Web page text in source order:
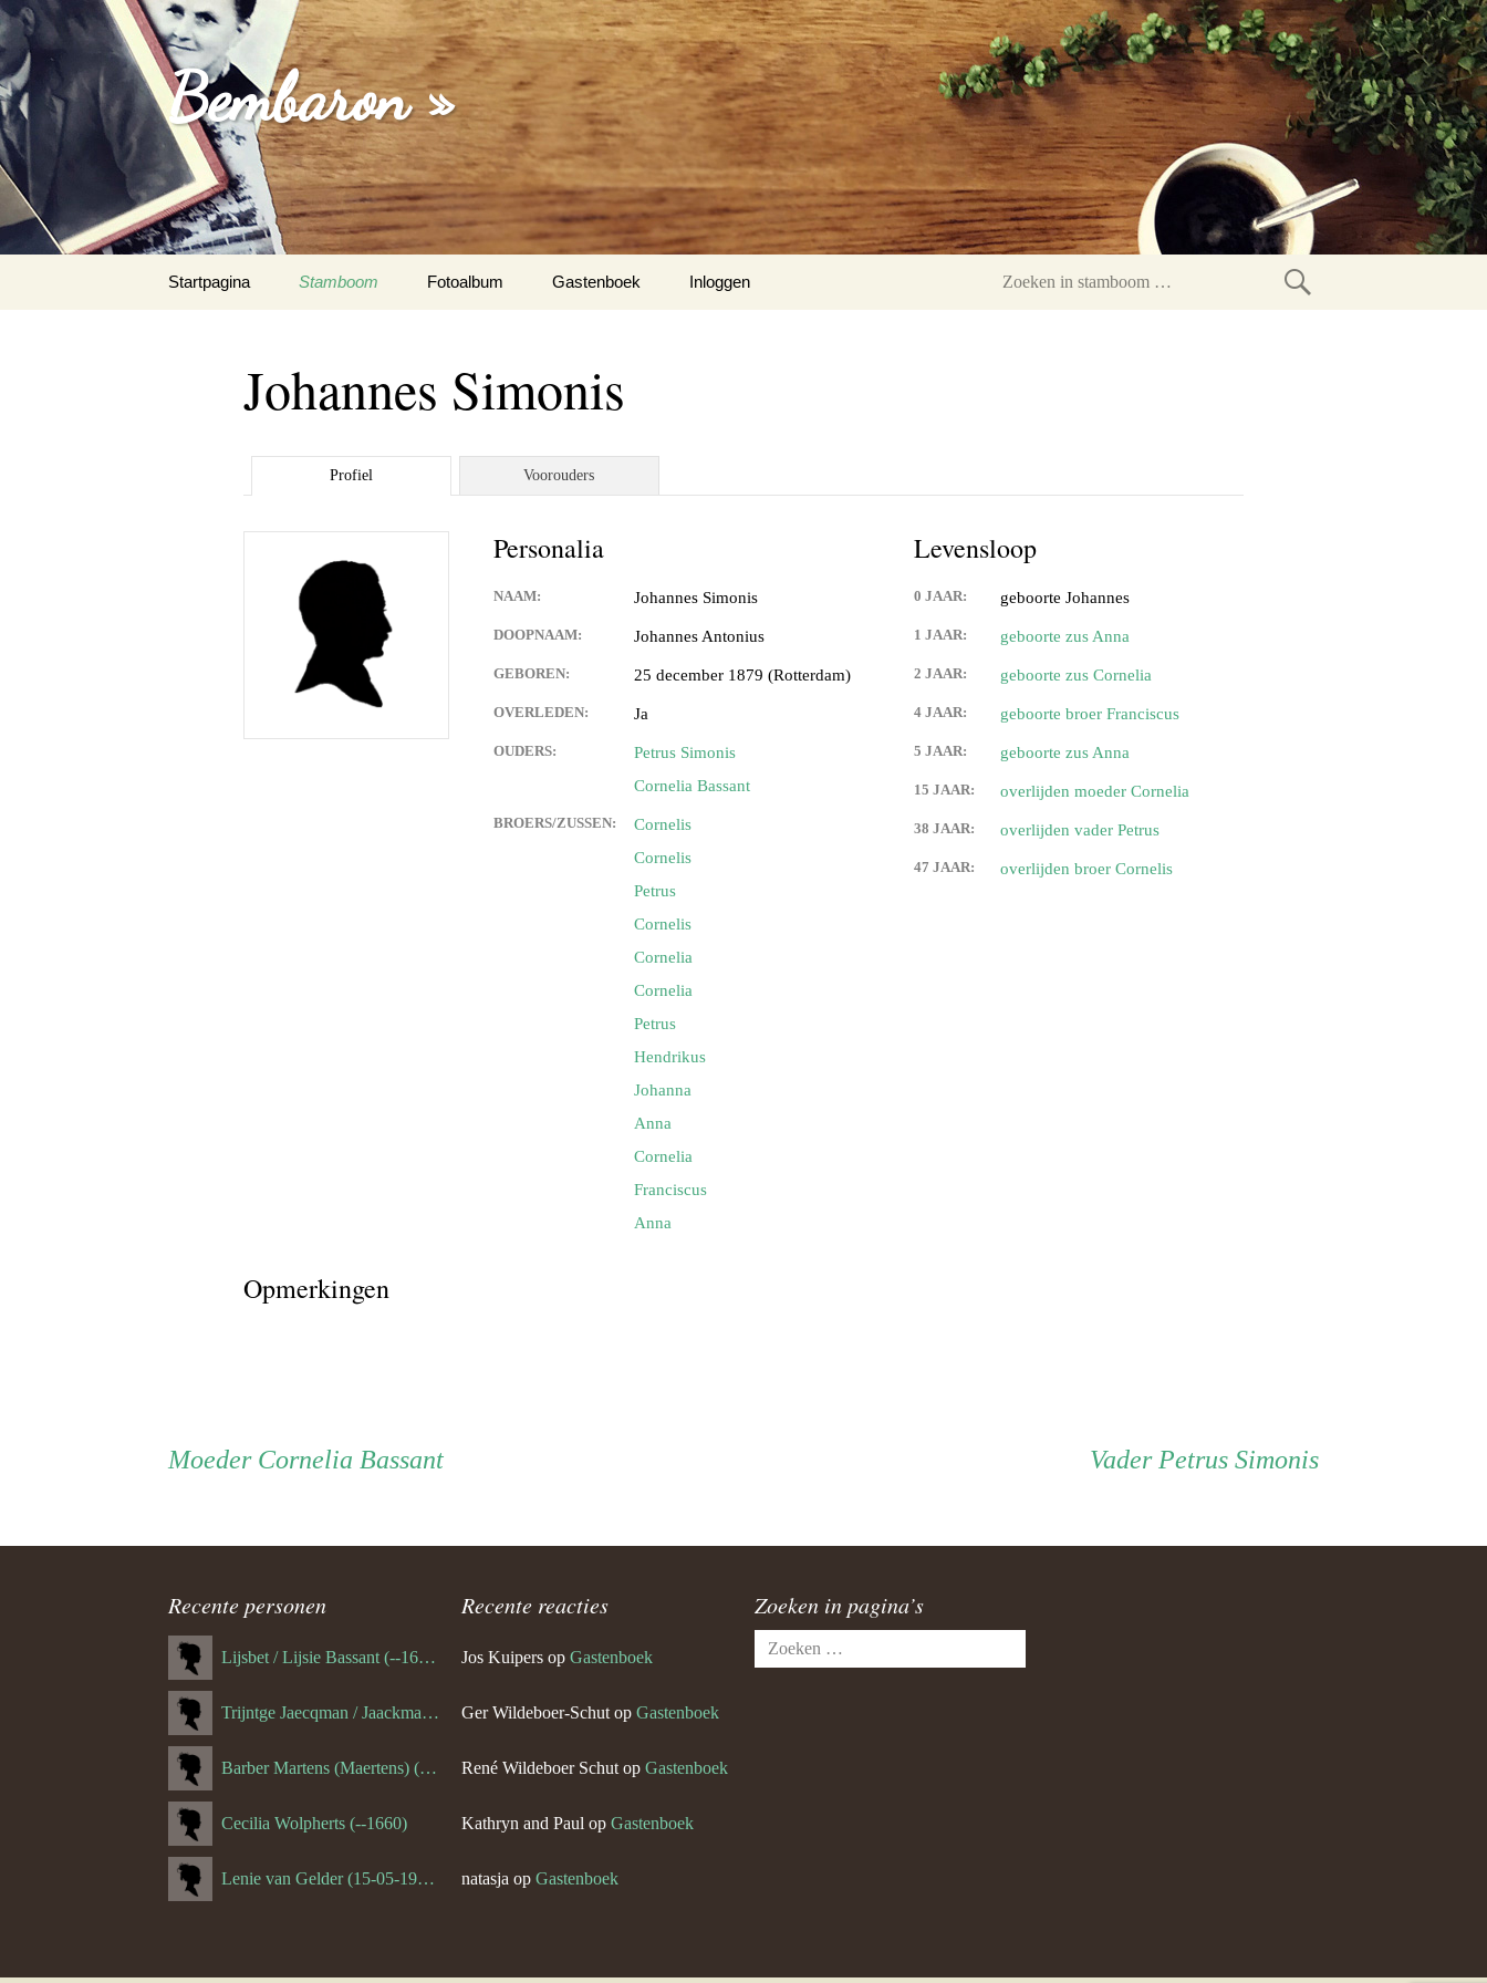
Bembaron »
naar
Startpagina Stamboom Fotoalbum Gastenboek
Inloggen
Zoeken
Johannes Simonis
Profiel Voorouders
Personalia
NAAM: Johannes Simonis
DOOPNAAM: Johannes Antonius
GEBOREN: 25 december 1879 (Rotterdam)
OVERLEDEN: Ja
OUDERS:
Petrus Simonis
Cornelia Bassant
BROERS/ZUSSEN:
Cornelis
Cornelis
Petrus
Cornelis
Cornelia
Cornelia
Petrus
Hendrikus
Johanna
Anna
Cornelia
Franciscus
Anna
Levensloop
0 JAAR: geboorte Johannes
1 JAAR: geboorte zus Anna
2 JAAR: geboorte zus Cornelia
4 JAAR: geboorte broer Franciscus
5 JAAR: geboorte zus Anna
15 JAAR: overlijden moeder Cornelia
38 JAAR: overlijden vader Petrus
47 JAAR: overlijden broer Cornelis
Opmerkingen
Persoon
ouder
navigatie
Vader Vader
Petrus Simonis
Moeder Moeder
Cornelia Bassant
Recente personen
Lijsbet / Lijsie Bassant (--1687)
Trijntge Jaecqman / Jaackman (--1651)
Barber Martens (Maertens) (--1658)
Cecilia Wolpherts (--1660)
Lenie van Gelder (15-05-1970)
Recente reacties
Jos Kuipers op Gastenboek
Ger Wildeboer-Schut op Gastenboek
René Wildeboer Schut op Gastenboek
Kathryn and Paul op Gastenboek
natasja op Gastenboek
Zoeken in pagina’s
Zoeken
naar: